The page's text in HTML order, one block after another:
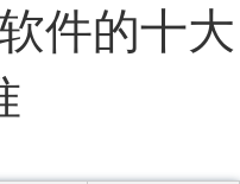
件的十大